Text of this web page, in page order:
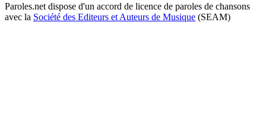
Paroles.net dispose d'un accord de licence de paroles de chansons
avec la Société des Editeurs et Auteurs de Musique (SEAM)